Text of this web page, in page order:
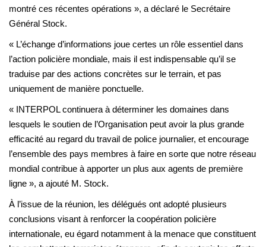
montré ces récentes opérations », a déclaré le Secrétaire
Général Stock.
« L’échange d’informations joue certes un rôle essentiel dans
l’action policière mondiale, mais il est indispensable qu’il se
traduise par des actions concrètes sur le terrain, et pas
uniquement de manière ponctuelle.
« INTERPOL continuera à déterminer les domaines dans
lesquels le soutien de l’Organisation peut avoir la plus grande
efficacité au regard du travail de police journalier, et encourage
l’ensemble des pays membres à faire en sorte que notre réseau
mondial contribue à apporter un plus aux agents de première
ligne », a ajouté M. Stock.
À l’issue de la réunion, les délégués ont adopté plusieurs
conclusions visant à renforcer la coopération policière
internationale, eu égard notamment à la menace que constituent